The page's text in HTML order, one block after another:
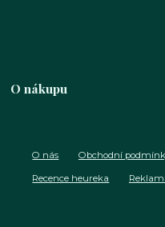
O nákupu
O nás Obchodní
Recence heureka